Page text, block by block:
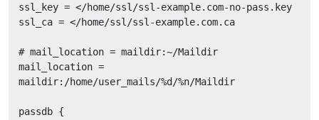
ssl_key = </home/ssl/ssl-example.com-no-pass.key
ssl_ca = </home/ssl/ssl-example.com.ca
# mail_location = maildir:~/Maildir
mail_location =
maildir:/home/user_mails/%d/%n/Maildir
passdb {